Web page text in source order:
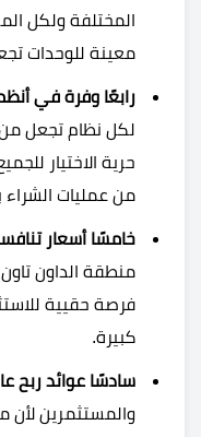
المختلفة ولكل
معينة للوحدات
رابعًا وفرة في
لكل نظام تجعل من
حرية الاختيار
من عمليات الشراء
خامسًا أسعار
منطقة الداون
فرصة حقيية
كبيرة.
سادسًا عوائد ربح
والمستثمرين لأن